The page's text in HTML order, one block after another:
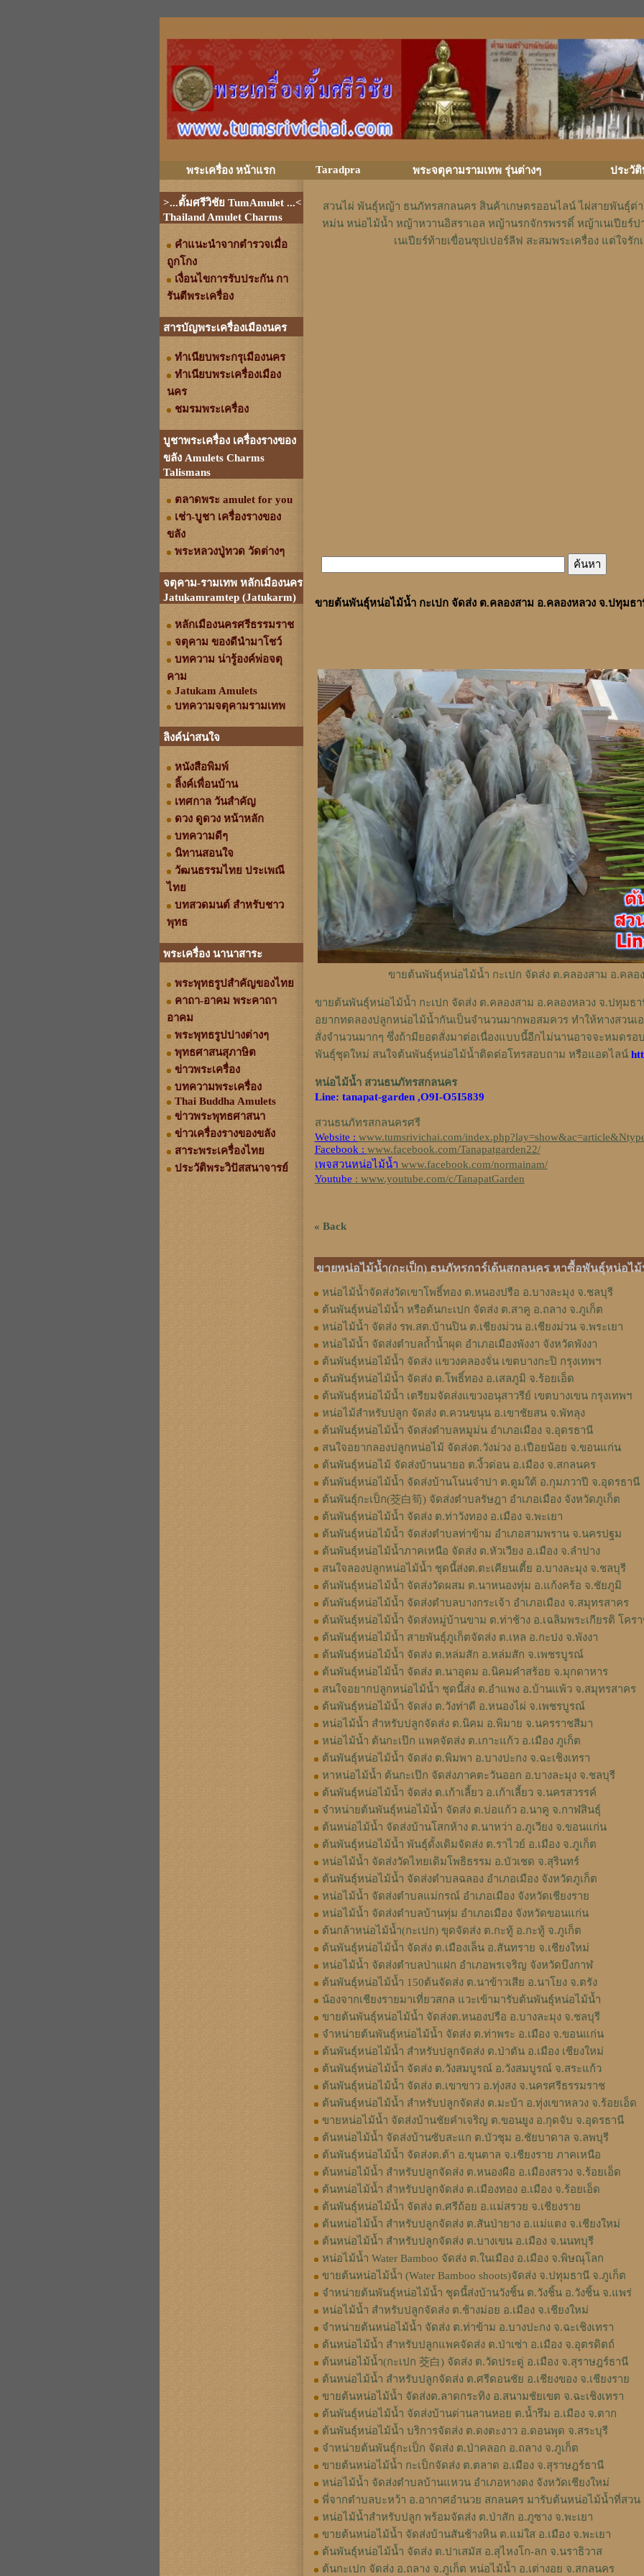
พระเครื่อง หน้าแรก Taradpra พระจตุคามรามเทพ รุ่นต่างๆ ประวัติ
>...ตั้มศรีวิชัย TumAmulet ...<
Thailand Amulet Charms
คำแนะนำจากตำรวจเมื่อ
ถูกโกง
เงื่อนไขการรับประกัน กา
รันตีพระเครื่อง
สารบัญพระเครื่องเมืองนคร
ทำเนียบพระกรุเมืองนคร
ทำเนียบพระเครื่องเมือง
นคร
ชมรมพระเครื่อง
บูชาพระเครื่อง เครื่องรางของ
ขลัง Amulets Charms
Talismans
ตลาดพระ amulet for you
เช่า-บูชา เครื่องรางของ
ขลัง
พระหลวงปู่ทวด วัดต่างๆ
จตุคาม-รามเทพ หลักเมืองนคร
Jatukamramtep (Jatukarm)
หลักเมืองนครศรีธรรมราช
จตุคาม ของดีนำมาโชว์
บทความ น่ารู้องค์พ่อจตุ
คาม
Jatukam Amulets
บทความจตุคามรามเทพ
ลิงค์น่าสนใจ
หนังสือพิมพ์
ลิ้งค์เพื่อนบ้าน
เทศกาล วันสำคัญ
ดวง ดูดวง หน้าหลัก
บทความดีๆ
นิทานสอนใจ
วัฒนธรรมไทย ประเพณี
ไทย
บทสวดมนต์ สำหรับชาว
พุทธ
พระเครื่อง นานาสาระ
พระพุทธรูปสำคัญของไทย
คาถา-อาคม พระคาถา
อาคม
พระพุทธรูปปางต่างๆ
พุทธศาสนสุภาษิต
ข่าวพระเครื่อง
บทความพระเครื่อง
Thai Buddha Amulets
ข่าวพระพุทธศาสนา
ข่าวเครื่องรางของขลัง
สาระพระเครื่องไทย
ประวัติพระวิปัสสนาจารย์
สวนไผ่ พันธุ์หญ้า ธนภัทรสกลนคร สินค้าเกษตรออนไลน์ ไผ่สายพันธุ์ต่า
หม่น หน่อไม้น้ำ หญ้าหวานอิสราเอล หญ้านรกจักรพรรดิ์ หญ้าเนเปียร์
เนเปียร์ท้ายเขื่อนซุปเปอร์ลีฟ สะสมพระเครื่อง แต่ใจรั
ขายต้นพันธุ์หน่อไม้น้ำ กะเปก จัดส่ง ต.คลองสาม อ.คลองหลวง จ.ปทุมธ
ขายต้นพันธุ์หน่อไม้น้ำ กะเปก จัดส่ง ต.คลองสาม อ.คลอ
ขายต้นพันธุ์หน่อไม้น้ำ กะเปก จัดส่ง ต.คลองสาม อ.คลองหลวง จ.ปทุมธ
อยากทดลองปลูกหน่อไม้น้ำกันเป็นจำนวนมากพอสมควร ทำให้ทางสวน
สั่งจำนวนมากๆ ซึ่งถ้ามียอดสั่งมาต่อเนื่องแบบนี้อีกไม่นานอาจจะหมดรอ
พันธุ์ชุดใหม่ สนใจต้นพันธุ์หน่อไม้น้ำติดต่อโทรสอบถาม หรือแอดไลน์
หน่อไม้น้ำ สวนธนภัทรสกลนคร
Line: tanapat-garden ,O9I-O5I5839
สวนธนภัทรสกลนครศรี
Website : www.tumsrivichai.com/
Facebook : www.facebook.com/Tanapatgarden22/
เพจสวนหน่อไม้น้ำ www.facebook.com/normainam/
Youtube : www.youtube.com/c/TanapatGarden
« Back
ขายหน่อไม้น้ำ(กะเป็ก) ธนภัทรการ์เด้นสกลนคร หาซื้อพันธุ์หน่อไ
หน่อไม้น้ำจัดส่งวัดเขาโพธิ์ทอง ต.หนองปรือ อ.บางละมุง จ.ชลบุรี
ต้นพันธุ์หน่อไม้น้ำ หรือต้นกะเปก จัดส่ง ต.สาคู อ.ถลาง จ.ภูเก็ต
หน่อไม้น้ำ จัดส่ง รพ.สต.บ้านปิน ต.เชียงม่วน อ.เชียงม่วน จ.พระเยา
หน่อไม้น้ำ จัดส่งตำบลถ้ำน้ำผุด อำเภอเมืองพังงา จังหวัดพังงา
ต้นพันธุ์หน่อไม้น้ำ จัดส่ง แขวงคลองจั่น เขตบางกะปิ กรุงเทพฯ
ต้นพันธุ์หน่อไม้น้ำ จัดส่ง ต.โพธิ์ทอง อ.เสลภูมิ จ.ร้อยเอ็ด
ต้นพันธุ์หน่อไม้น้ำ เตรียมจัดส่งแขวงอนุสาวรีย์ เขตบางเขน กรุงเทพฯ
หน่อไม้สำหรับปลูก​ จัดส่ง​ ต.ควนขนุน​ อ.เขาชัยสน​ จ.พัทลุง
ต้นพันธุ์​หน่อไม้​น้ำ จัดส่ง​ตำบล​หมูม่น อำเภอ​เมือง​ จ.อุดรธานี​
สนใจอยากลองปลูก​หน่อไม้​ จัดส่ง​ต.​วังม่วง​ อ.เปือยน้อย​ จ.​ขอนแก่น
ต้นพันธุ์​หน่อไม้​ จัดส่งบ้านนายอ​ ต.​งิ้วด่อน อ.เมือง​ จ.​สกลนคร​
ต้นพันธุ์​หน่อไม้​น้ำ​ จัดส่งบ้าน​โนน​จำปา​ ต.​ตูมใต้​ อ.​กุมภวาปี​ จ.​อุดรธานี​
ต้นพันธุ์กะเป็ก(茭白筍) จัดส่งตำบล​รัษฎา​ อำเภอเมือง​ จังหวัด​ภูเก็ต​
ต้นพันธุ์หน่อไม้​น้ำ​ จัดส่ง​ ต.ท่าวังทอง​ อ.​เมือง​ จ.​พะเยา​
ต้นพันธุ์หน่อไม้น้ำ จัดส่งตำบลท่าข้าม อำเภอสามพราน จ.นครปฐม
ต้นพันธุ์หน่อไม้น้ำภาคเหนือ จัดส่ง ต.หัวเวียง อ.เมือง จ.ลำปาง
สนใจลองปลูกหน่อไม้น้ำ ชุดนี้ส่งต.ตะเคียนเตี้ย อ.บางละมุง จ.ชลบุรี
ต้นพันธุ์หน่อไม้น้ำ จัดส่งวัดผสม ต.นาหนองทุ่ม อ.แก้งคร้อ จ.ชัยภูมิ
ต้นพันธุ์หน่อไม้น้ำ จัดส่งตำบลบางกระเจ้า อำเภอเมือง จ.สมุทรสาคร
ต้นพันธุ์หน่อไม้น้ำ จัดส่งหมู่บ้านขาม ต.ท่าช้าง อ.เฉลิมพระเกียรติ โคร
ต้นพันธุ์หน่อไม้น้ำ สายพันธุ์ภูเก็ตจัดส่ง ต.เหล อ.กะปง จ.พังงา
ต้นพันธุ์หน่อไม้น้ำ จัดส่ง ต.หล่มสัก อ.หล่มสัก จ.เพชรบูรณ์
ต้นพันธุ์หน่อไม้น้ำ จัดส่ง ต.นาอุดม อ.นิคมคำสร้อย จ.มุกดาหาร
สนใจอยากปลูกหน่อไม้น้ำ ชุดนี้ส่ง ต.อำแพง อ.บ้านแพ้ว จ.สมุทรสาคร
ต้นพันธุ์หน่อไม้น้ำ จัดส่ง ต.วังท่าดี อ.หนองไผ่ จ.เพชรบูรณ์
หน่อไม้น้ำ สำหรับปลูกจัดส่ง ต.นิคม อ.พิมาย จ.นครราชสีมา
หน่อไม้น้ำ ต้นกะเป๊ก แพคจัดส่ง ต.เกาะแก้ว อ.เมือง ภูเก็ต
ต้นพันธุ์หน่อไม้น้ำ จัดส่ง ต.พิมพา อ.บางปะกง จ.ฉะเชิงเทรา
หาหน่อไม้น้ำ ต้นกะเป๊ก จัดส่งภาคตะวันออก อ.บางละมุง จ.ชลบุรี
ต้นพันธุ์หน่อไม้น้ำ จัดส่ง ต.เก้าเลี้ยว อ.เก้าเลี้ยว จ.นครสวรรค์
จำหน่ายต้นพันธุ์หน่อไม้น้ำ จัดส่ง ต.บ่อแก้ว อ.นาคู จ.กาฬสินธุ์
ต้นหน่อไม้น้ำ จัดส่งบ้านโสกห้าง ต.นาหว่า อ.ภูเวียง จ.ขอนแก่น
ต้นพันธุ์หน่อไม้น้ำ พันธุ์ดั้งเดิมจัดส่ง ต.ราไวย์ อ.เมือง จ.ภูเก็ต
หน่อไม้น้ำ จัดส่งวัดไทยเดิมโพธิธรรม อ.บัวเชด จ.สุรินทร์
ต้นพันธุ์หน่อไม้น้ำ จัดส่งตำบลฉลอง อำเภอเมือง จังหวัดภูเก็ต
หน่อไม้น้ำ จัดส่งตำบลแม่กรณ์ อำเภอเมือง จังหวัดเชียงราย
หน่อไม้น้ำ จัดส่งตำบลบ้านทุ่ม อำเภอเมือง จังหวัดขอนแก่น
ต้นกล้าหน่อไม้น้ำ(กะเปก) ขุดจัดส่ง ต.กะทู้ อ.กะทู้ จ.ภูเก็ต
ต้นพันธุ์หน่อไม้น้ำ จัดส่ง ต.เมืองเล็น อ.สันทราย จ.เชียงใหม่
หน่อไม้น้ำ จัดส่งตำบลป่าแฝก อำเภอพรเจริญ จังหวัดบึงกาฬ
ต้นพันธุ์หน่อไม้น้ำ 150ต้นจัดส่ง ต.นาข้าวเสีย อ.นาโยง จ.ตรัง
น้องจากเชียงรายมาเที่ยวสกล แวะเข้ามารับต้นพันธุ์หน่อไม้น้ำ
ขายต้นพันธุ์หน่อไม้น้ำ จัดส่งต.หนองปรือ อ.บางละมุง จ.ชลบุรี
จำหน่ายต้นพันธุ์หน่อไม้น้ำ จัดส่ง ต.ท่าพระ อ.เมือง จ.ขอนแก่น
ต้นพันธุ์หน่อไม้น้ำ สำหรับปลูกจัดส่ง ต.ป่าตัน อ.เมือง เชียงใหม่
ต้นพันธุ์หน่อไม้น้ำ จัดส่ง ต.วังสมบูรณ์ อ.วังสมบูรณ์ จ.สระแก้ว
ต้นพันธุ์หน่อไม้น้ำ จัดส่ง ต.เขาขาว อ.ทุ่งสง จ.นครศรีธรรมราช
ต้นพันธุ์หน่อไม้น้ำ สำหรับปลูกจัดส่ง ต.มะบ้า อ.ทุ่งเขาหลวง จ.ร้อยเอ็ด
ขายหน่อไม้น้ำ จัดส่งบ้านชัยคำเจริญ ต.ขอนยูง อ.กุดจับ จ.อุดรธานี
ต้นหน่อไม้น้ำ จัดส่งบ้านซับสะแก ต.บัวชุม อ.ชัยบาดาล จ.ลพบุรี
ต้นพันธุ์หน่อไม้น้ำ จัดส่งต.ต้า อ.ขุนตาล จ.เชียงราย ภาคเหนือ
ต้นหน่อไม้น้ำ สำหรับปลูกจัดส่ง ต.หนองผือ อ.เมืองสรวง จ.ร้อยเอ็ด
ต้นหน่อไม้น้ำ สำหรับปลูกจัดส่ง ต.เมืองทอง​ อ.เมือง​ จ.ร้อยเอ็ด​
ต้นพันธุ์หน่อไม้น้ำ จัดส่ง​ ต.ศรี​ถ้อย​ อ.แม่สรวย​ จ.เชียงราย​
ต้นหน่อไม้น้ำ สำหรับปลูกจัดส่ง ต.สันป่ายาง อ.แม่แตง จ.เชียงใหม่
ต้นหน่อไม้น้ำ สำหรับปลูกจัดส่ง ต.บางเขน อ.เมือง จ.นนทบุรี
หน่อไม้น้ำ Water Bamboo จัดส่ง ต.ในเมือง อ.เมือง จ.พิษณุโลก
ขายต้นหน่อไม้น้ำ (Water Bamboo shoots)จัดส่ง จ.ปทุมธานี จ.ภูเก็ต
จำหน่ายต้นพันธุ์หน่อไม้น้ำ ชุดนี้ส่งบ้านวังชิ้น ต.วังชิ้น อ.วังชิ้น จ.แพร่
หน่อไม้น้ำ สำหรับปลูกจัดส่ง ต.ช้างม่อย อ.เมือง จ.เชียงใหม่
จำหน่ายต้นหน่อไม้น้ำ จัดส่ง ต.ท่าข้าม อ.บางปะกง จ.ฉะเชิงเทรา
ต้นหน่อไม้น้ำ สำหรับปลูกแพคจัดส่ง ต.ป่าเซ่า อ.เมือง จ.อุตรดิตถ์
ต้นหน่อไม้น้ำ(กะเปก 茭白) จัดส่ง ต.วัดประดู่ อ.เมือง จ.สุราษฎร์ธานี
ต้นหน่อไม้น้ำ สำหรับปลูกจัดส่ง ต.ศรีดอนชัย อ.เชียงของ จ.เชียงราย
ขายต้นหน่อไม้น้ำ จัดส่งต.ลาดกระทิง อ.สนามชัยเขต จ.ฉะเชิงเทรา
ต้นพันธุ์หน่อไม้น้ำ จัดส่งบ้านด่านลานหอย ต.น้ำรึม อ.เมือง จ.ตาก
ต้นพันธุ์หน่อไม้น้ำ บริการจัดส่ง ต.ดงตะงาว อ.ดอนพุด จ.สระบุรี
จำหน่ายต้นพันธุ์กะเป็ก จัดส่ง ต.ป่าคลอก อ.ถลาง จ.ภูเก็ต
ขายต้นหน่อไม้น้ำ กะเป็กจัดส่ง ต.ตลาด อ.เมือง จ.สุราษฎร์ธานี
หน่อไม้น้ำ จัดส่งตำบลบ้านแหวน อำเภอหางดง จังหวัดเชียงใหม่
พี่จากตำบลบะหว้า อ.อากาศอำนวย สกลนคร มารับต้นหน่อไม้น้ำที่สวน
หน่อไม้น้ำสำหรับปลูก พร้อมจัดส่ง ต.ป่าสัก อ.ภูซาง จ.พะเยา
ขายต้นหน่อไม้น้ำ จัดส่งบ้านสันช้างหิน ต.แม่ใส อ.เมือง จ.พะเยา
ต้นพันธุ์หน่อไม้น้ำ จัดส่ง ต.ปาเสมัส อ.สุไหงโก-ลก จ.นราธิวาส
ต้นกะเปก จัดส่ง อ.ถลาง จ.ภูเก็ต หน่อไม้น้ำ อ.เต่างอย จ.สกลนคร